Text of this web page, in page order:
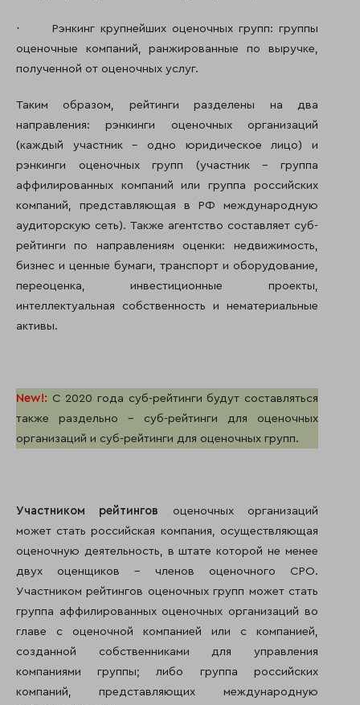
·
Рэнкинг крупнейших оценочных групп: группы
оценочные компаний, ранжированные по выручке,
полученной от оценочных услуг.
Таким образом, рейтинги разделены на два
направления: рэнкинги оценочных организаций
(каждый участник – одно юридическое лицо) и
рэнкинги оценочных групп (участник – группа
аффилированных компаний или группа российских
компаний, представляющая в РФ международную
аудиторскую сеть). Также агентство составляет суб-
рейтинги по направлениям оценки: недвижимость,
бизнес и ценные бумаги, транспорт и оборудование,
переоценка, инвестиционные проекты,
интеллектуальная собственность и нематериальные
активы.
New!: С 2020 года суб-рейтинги будут составляться
также раздельно – суб-рейтинги для оценочных
организаций и суб-рейтинги для оценочных групп.
Участником рейтингов оценочных организаций
может стать российская компания, осуществляющая
оценочную деятельность, в штате которой не менее
двух оценщиков – членов оценочного СРО.
Участником рейтингов оценочных групп может стать
группа аффилированных оценочных организаций во
главе с оценочной компанией или с компанией,
созданной собственниками для управления
компаниями группы; либо группа российских
компаний, представляющих международную